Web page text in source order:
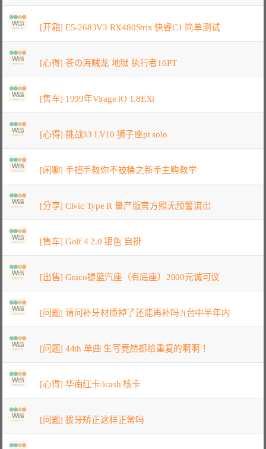
[开箱] E5-2683V3 RX480Strix 快睿C1 简单测试
[心得] 苍の海贼龙 地狱 执行者16PT
[售车] 1999年Virage iO 1.8EXi
[心得] 挑战33 LV10 狮子座pt solo
[闲聊] 手把手教你不被桶之新手主购教学
[分享] Civic Type R 量产版官方照无预警流出
[售车] Golf 4 2.0 银色 自排
[出售] Graco提篮汽座（有底座）2000元诚可议
[问题] 请问补牙材质掉了还能再补吗?(台中半年内
[问题] 44th 单曲 生写竟然都给重复的啊啊！
[心得] 华南红卡/icash 核卡
[问题] 拔牙矫正这样正常吗